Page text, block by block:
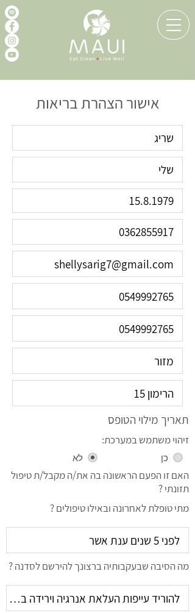
אישור הצהרת בריאות
תאריך מילוי הטופס
זיהוי משתמש במערכת:
כן לא
האם זו הפעם הראשונה בה את/ה מקבל/ת טיפול
תזונתי ?
מתי טופלת לאחרונה ובאילו טיפולים ?
מה הסיבה שבעקבותיה ברצונך להירשם לסדנה ?